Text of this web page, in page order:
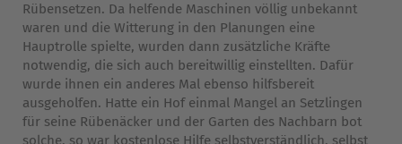
Rübensetzen. Da helfende Maschinen völlig unbekannt
waren und die Witterung in den Planungen eine
Hauptrolle spielte, wurden dann zusätzliche Kräfte
notwendig, die sich auch bereitwillig einstellten. Dafür
wurde ihnen ein anderes Mal ebenso hilfsbereit
ausgeholfen. Hatte ein Hof einmal Mangel an Setzlingen
für seine Rübenäcker und der Garten des Nachbarn bot
solche, so war kostenlose Hilfe selbstverständlich, selbst